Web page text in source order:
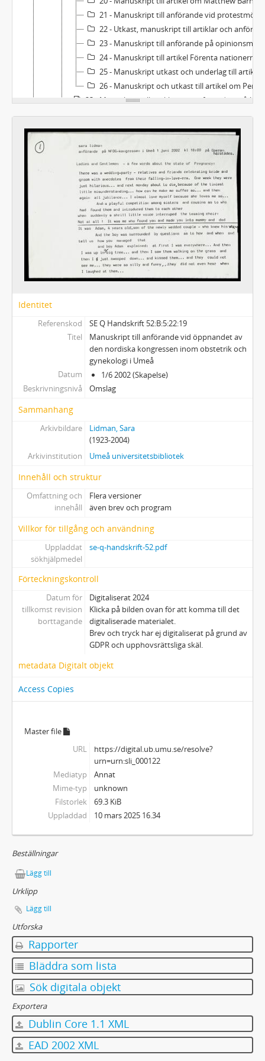
21 - Manuskript till anförande vid protestmöte mot USA:s krig i Irak Luleå stadshus
22 - Utkast, manuskript till artiklar och anförande rörande Irakkriget och vapenanvändningen
23 - Manuskript till anförande på opinionsmöte på de mänskliga rättigheternas dag mot USA:s krigshot mot Irak i ABF-huset Stockholm
24 - Manuskript till artikel Förenta nationerna är i nöd
25 - Manuskript utkast och underlag till artikel Stringtrosan
26 - Manuskript och utkast till artikel om Per Ahlmark
23 - Manuskript till artiklar och anföranden u å (1980-2000-tal)
24 - Manuskript till artiklar och anföranden u å (1980-90-tal)
25 - Utkast till artiklar och texter u å (1980-90-tal)
26 - Utkast till artiklar, texter och anföranden u å (1980-tal)
27 - Utkast till artiklar, texter och anföranden u å (1980-tal)
28 - Utkast till artiklar, texter och anföranden u å (1980-tal)
29 - Utkast till artiklar, texter och anföranden u å (1980-90-tal)
30 - Utkast till artiklar, texter och anföranden u å (1980-90-tal)
31 - Utkast till artiklar och texter 1998, u å
C - Korrespondens
D - Handlingar rörande arkivbildarens verksamhet
E - Samlingar
F - Övrigt
Bilaga
Identitet
Referenskod
SE Q Handskrift 52:B:5:22:19
Titel
Manuskript till anförande vid öppnandet av
den nordiska kongressen inom obstetrik och
gynekologi i Umeå
Datum
1/6 2002 (Skapelse)
Beskrivningsnivå
Omslag
Sammanhang
Arkivbildare
Lidman, Sara
(1923-2004)
Arkivinstitution
Umeå universitetsbibliotek
Innehåll och struktur
Omfattning och
innehåll
Flera versioner
även brev och program
Villkor för tillgång och användning
Uppladdat
sökhjälpmedel
se-q-handskrift-52.pdf
Förteckningskontroll
Datum för
tillkomst revision
borttagande
Digitaliserat 2024
Klicka på bilden ovan för att komma till det
digitaliserade materialet.
Brev och tryck har ej digitaliserat på grund av
GDPR och upphovsrättsliga skäl.
metadata Digitalt objekt
Access Copies
Master file
URL
https://digital.ub.umu.se/resolve?
urn=urn:sli_000122
Mediatyp
Annat
Mime-typ
unknown
Filstorlek
69.3 KiB
Uppladdad
10 mars 2025 16.34
Beställningar
Lägg till
Urklipp
Lägg till
Utforska
Rapporter
Bläddra som lista
Sök digitala objekt
Exportera
Dublin Core 1.1 XML
EAD 2002 XML